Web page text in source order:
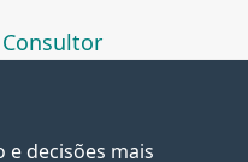
decisões mais